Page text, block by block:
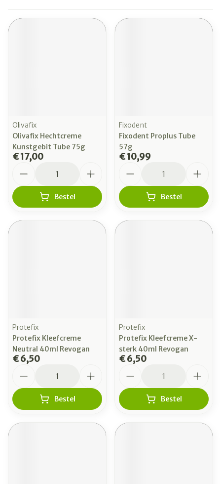
Olivafix
Olivafix Hechtcreme
Kunstgebit Tube 75g
€ 17,00
Bestel
Fixodent
Fixodent Proplus Tube
57g
€ 10,99
Bestel
Protefix
Protefix Kleefcreme
Neutral 40ml Revogan
€ 6,50
Bestel
Protefix
Protefix Kleefcreme X-
sterk 40ml Revogan
€ 6,50
Bestel